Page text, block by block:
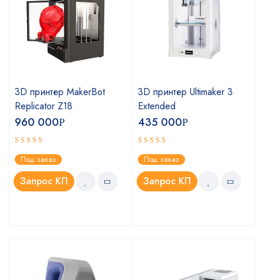
3D принтер MakerBot
Replicator Z18
960 000Р
Оценка
4.75из 5
Под заказ
Запрос КП
3D принтер Ultimaker 3
Extended
435 000Р
Оценка
5.00из 5
Под заказ
Запрос КП